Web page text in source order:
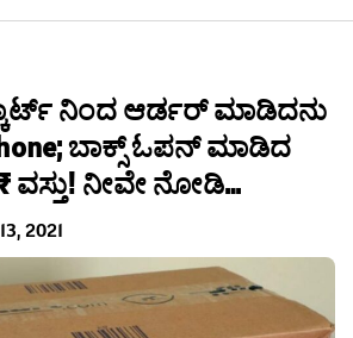
ನಿಂದ ಆರ್ಡರ್ ಮಾಡಿದನು
ಬಾಕ್ಸ್ ಓಪನ್ ಮಾಡಿದ
ನೀವೇ ನೋಡಿ…
2021